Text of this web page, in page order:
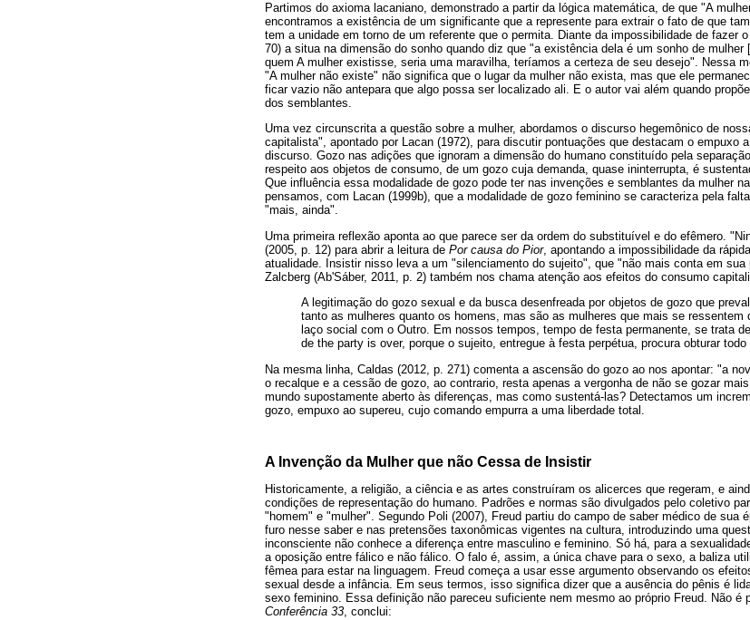
Partimos do axioma lacaniano, demonstrado a partir da lógica matemática, de que "A
encontramos a existência de um significante que a represente para extrair o fato de que
tem a unidade em torno de um referente que o permita. Diante da impossibilidade de fazer
70) a situa na dimensão do sonho quando diz que "a existência dela é um sonho de
quem A mulher existisse, seria uma maravilha, teríamos a certeza de seu desejo". Nessa
"A mulher não existe" não significa que o lugar da mulher não exista, mas que ele
ficar vazio não antepara que algo possa ser localizado ali. E o autor vai além quando
dos semblantes.
Uma vez circunscrita a questão sobre a mulher, abordamos o discurso hegemônico de
capitalista", apontado por Lacan (1972), para discutir pontuações que destacam o empuxo
discurso. Gozo nas adições que ignoram a dimensão do humano constituído pela
respeito aos objetos de consumo, de um gozo cuja demanda, quase ininterrupta, é
Que influência essa modalidade de gozo pode ter nas invenções e semblantes da mulher
pensamos, com Lacan (1999b), que a modalidade de gozo feminino se caracteriza pela
"mais, ainda".
Uma primeira reflexão aponta ao que parece ser da ordem do substituível e do efêmero.
(2005, p. 12) para abrir a leitura de Por causa do Pior, apontando a impossibilidade da
atualidade. Insistir nisso leva a um "silenciamento do sujeito", que "não mais conta em sua
Zalcberg (Ab'Sáber, 2011, p. 2) também nos chama atenção aos efeitos do consumo
A legitimação do gozo sexual e da busca desenfreada por objetos de gozo que
tanto as mulheres quanto os homens, mas são as mulheres que mais se ressentem
laço social com o Outro. Em nossos tempos, tempo de festa permanente, se trata
de the party is over, porque o sujeito, entregue à festa perpétua, procura obturar
Na mesma linha, Caldas (2012, p. 271) comenta a ascensão do gozo ao nos apontar: "a
o recalque e a cessão de gozo, ao contrario, resta apenas a vergonha de não se gozar
mundo supostamente aberto às diferenças, mas como sustentá-las? Detectamos um
gozo, empuxo ao supereu, cujo comando empurra a uma liberdade total.
A Invenção da Mulher que não Cessa de Insistir
Historicamente, a religião, a ciência e as artes construíram os alicerces que regeram, e
condições de representação do humano. Padrões e normas são divulgados pelo coletivo
"homem" e "mulher". Segundo Poli (2007), Freud partiu do campo de saber médico de sua
furo nesse saber e nas pretensões taxonômicas vigentes na cultura, introduzindo uma
inconsciente não conhece a diferença entre masculino e feminino. Só há, para a
a oposição entre fálico e não fálico. O falo é, assim, a única chave para o sexo, a baliza
fêmea para estar na linguagem. Freud começa a usar esse argumento observando os
sexual desde a infância. Em seus termos, isso significa dizer que a ausência do pênis é
sexo feminino. Essa definição não pareceu suficiente nem mesmo ao próprio Freud. Não é
Conferência 33, conclui: